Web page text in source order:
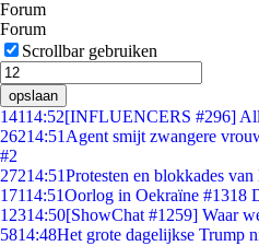
Forum
Forum
Scrollbar gebruiken
opslaan
14114:52[INFLUENCERS #296]
26214:51 Agent smijt zwangere
#2
27214:51Protesten en blokkades
17114:51Oorlog in Oekraïne #1318
12314:50[ShowChat #1259] Waar
5814:48Het grote dagelijkse Trump